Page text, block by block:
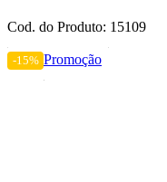
Cod. do Produto: 15109
-15% Promoção